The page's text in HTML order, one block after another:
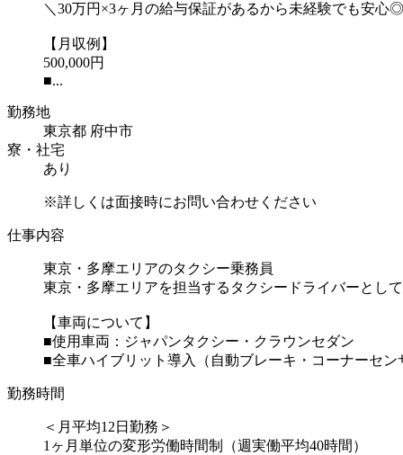
＼30万円×3ヶ月の給与保証があるから未経験でも安心
【月収例】
500,000円
■...
勤務地
東京都 府中市
寮・社宅
あり
※詳しくは面接時にお問い合わせください
仕事内容
東京・多摩エリアのタクシー乗務員
東京・多摩エリアを担当するタクシードライバーとし
【車両について】
■使用車両：ジャパンタクシー・クラウンセダン
■全車ハイブリット導入（自動ブレーキ・コーナーセン
勤務時間
＜月平均12日勤務＞
1ヶ月単位の変形労働時間制（週実働平均40時間）